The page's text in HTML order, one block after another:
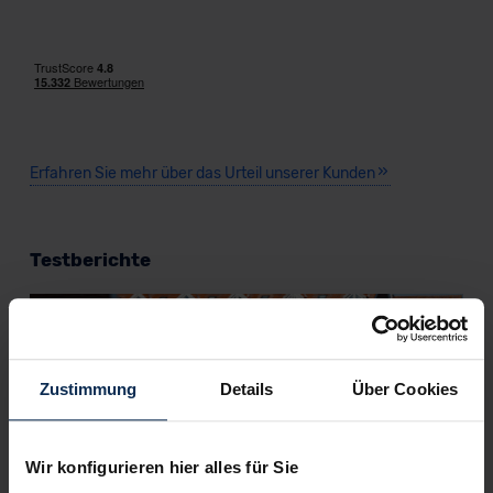
Zustimmung Details Über Cookies
Wir konfigurieren hier alles für Sie
VW ID.Buzz ENERGY
Erfahren Sie mehr über das Urteil unserer Kunden
Testberichte
KI-generiert